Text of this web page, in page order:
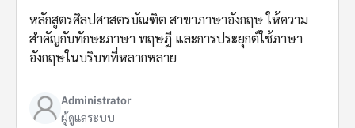
หลักสูตรศิลปศาสตรบัณฑิต สาขาภาษาอังกฤษ ให้ความ
สำคัญกับทักษะภาษา ทฤษฎี และการประยุกต์ใช้ภาษา
อังกฤษในบริบทที่หลากหลาย
Administrator
ผู้ดูแลระบบ